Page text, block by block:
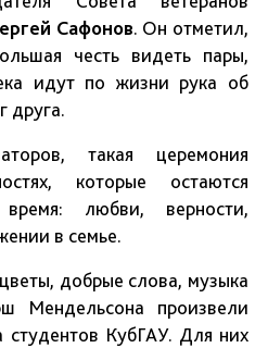
Сафонов. Он отметил,
честь видеть пары,
идут по жизни рука об
друга.
такая церемония
которые остаются
любви, верности,
в семье.
добрые слова, музыка
Мендельсона произвели
студентов КубГАУ. Для них